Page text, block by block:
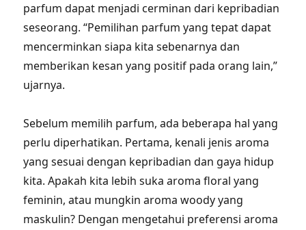
parfum dapat menjadi cerminan dari kepribadian
seseorang. “Pemilihan parfum yang tepat dapat
mencerminkan siapa kita sebenarnya dan
memberikan kesan yang positif pada orang lain,”
ujarnya.
Sebelum memilih parfum, ada beberapa hal yang
perlu diperhatikan. Pertama, kenali jenis aroma
yang sesuai dengan kepribadian dan gaya hidup
kita. Apakah kita lebih suka aroma floral yang
feminin, atau mungkin aroma woody yang
maskulin? Dengan mengetahui preferensi aroma